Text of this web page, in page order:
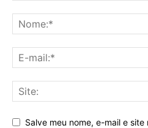
Salve meu nome, e-mail e